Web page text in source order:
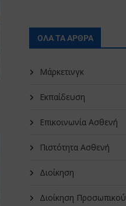
ΟΛΑ ΤΑ ΑΡΘΡΑ
Μάρκετινγκ
Εκπαίδευση
Επικοινωνία Ασθενή
Πιστότητα Ασθενή
Διοίκηση
Διοίκηση Προσωπικού